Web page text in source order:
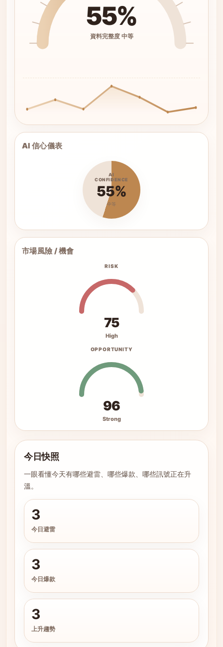
55%
資料完整度 中等
AI 信心儀表
AI
CONFIDENCE
55%
中等
市場風險 / 機會
RISK
75
High
OPPORTUNITY
96
Strong
今日快照
一眼看懂今天有哪些避雷、哪些爆款、哪些訊號正在升
溫。
3
今日避雷
3
今日爆款
3
上升趨勢